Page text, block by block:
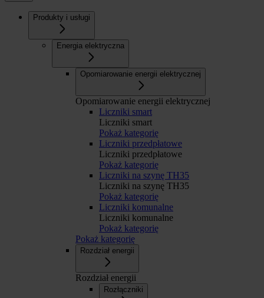
Produkty i usługi
Energia elektryczna
Opomiarowanie energii elektrycznej
Opomiarowanie energii elektrycznej
Liczniki smart
Liczniki smart
Pokaż kategorię
Liczniki przedpłatowe
Liczniki przedpłatowe
Pokaż kategorię
Liczniki na szynę TH35
Liczniki na szynę TH35
Pokaż kategorię
Liczniki komunalne
Liczniki komunalne
Pokaż kategorię
Pokaż kategorię
Rozdział energii
Rozdział energii
Rozłączniki